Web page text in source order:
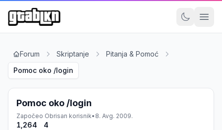
Forum Skriptanje
Pitanja & Pomoć
Pomoc oko /login
Pomoc oko /login
Započeo Obrisan korisnik• 8. Avg. 2009.
1,264 4